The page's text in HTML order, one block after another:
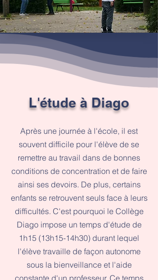
L'étude à Diago
Après une journée à l'école, il est
souvent difficile pour l'élève de se
remettre au travail dans de bonnes
conditions de concentration et de faire
ainsi ses devoirs. De plus, certains
enfants se retrouvent seuls face à leurs
difficultés. C'est pourquoi le Collège
Diago impose un temps d'étude de
1h15 (13h15-14h30) durant lequel
l'élève travaille de façon autonome
sous la bienveillance et l'aide
constante d'un professeur. Ce temps